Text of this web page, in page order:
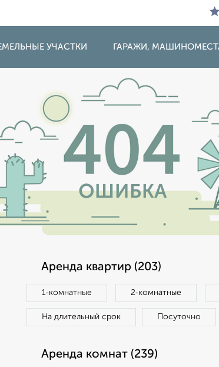
УЧАСТКИ ГАРАЖИ,
Аренда квартир (203)
1‑комнатные 2‑комнатные
На длительный срок Посуточно
Аренда комнат (239)